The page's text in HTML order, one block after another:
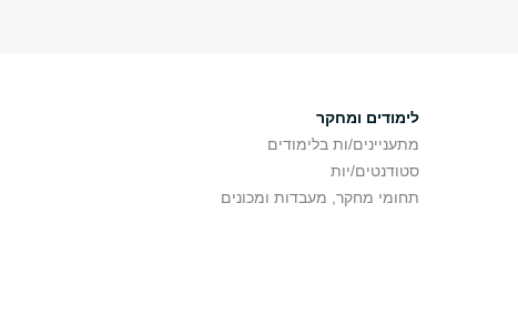
לימודים ומחקר
מתעניינים/ות בלימודים
סטודנטים/יות
תחומי מחקר, מעבדות ומכונים